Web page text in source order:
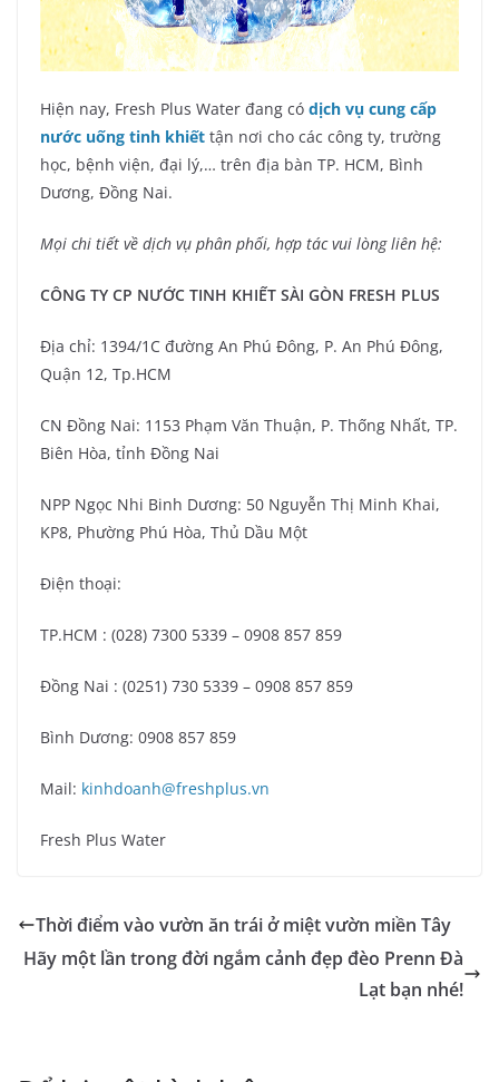
Hiện nay, Fresh Plus Water đang có dịch vụ cung cấp
nước uống tinh khiết tận nơi cho các công ty, trường
học, bệnh viện, đại lý,… trên địa bàn TP. HCM, Bình
Dương, Đồng Nai.
Mọi chi tiết về dịch vụ phân phối, hợp tác vui lòng liên hệ:
CÔNG TY CP NƯỚC TINH KHIẾT SÀI GÒN FRESH PLUS
Địa chỉ: 1394/1C đường An Phú Đông, P. An Phú Đông,
Quận 12, Tp.HCM
CN Đồng Nai: 1153 Phạm Văn Thuận, P. Thống Nhất, TP.
Biên Hòa, tỉnh Đồng Nai
NPP Ngọc Nhi Binh Dương: 50 Nguyễn Thị Minh Khai,
KP8, Phường Phú Hòa, Thủ Dầu Một
Điện thoại:
TP.HCM : (028) 7300 5339 – 0908 857 859
Đồng Nai : (0251) 730 5339 – 0908 857 859
Bình Dương: 0908 857 859
Mail: kinhdoanh@freshplus.vn
Fresh Plus Water
Thời điểm vào vườn ăn trái ở miệt vườn miền Tây
Hãy một lần trong đời ngắm cảnh đẹp đèo Prenn Đà
Lạt bạn nhé!